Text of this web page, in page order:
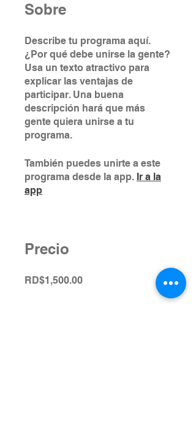
Sobre
Describe tu programa aquí.
¿Por qué debe unirse la gente?
Usa un texto atractivo para
explicar las ventajas de
participar. Una buena
descripción hará que más
gente quiera unirse a tu
programa.
También puedes unirte a este
programa desde la app. Ir a la
app
Precio
RD$1,500.00